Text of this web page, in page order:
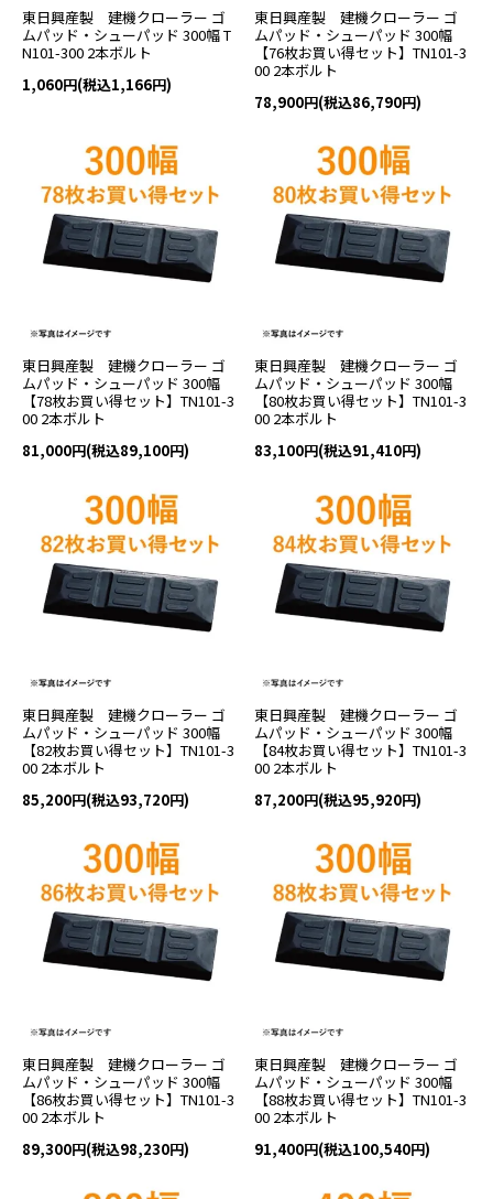
東日興産製 建機クローラー ゴ
ムパッド・シューパッド 300幅 T
N101-300 2本ボルト
1,060円(税込1,166円)
東日興産製 建機クローラー ゴ
ムパッド・シューパッド 300幅
【76枚お買い得セット】TN101-3
00 2本ボルト
78,900円(税込86,790円)
東日興産製 建機クローラー ゴ
ムパッド・シューパッド 300幅
【78枚お買い得セット】TN101-3
00 2本ボルト
81,000円(税込89,100円)
東日興産製 建機クローラー ゴ
ムパッド・シューパッド 300幅
【80枚お買い得セット】TN101-3
00 2本ボルト
83,100円(税込91,410円)
東日興産製 建機クローラー ゴ
ムパッド・シューパッド 300幅
【82枚お買い得セット】TN101-3
00 2本ボルト
85,200円(税込93,720円)
東日興産製 建機クローラー ゴ
ムパッド・シューパッド 300幅
【84枚お買い得セット】TN101-3
00 2本ボルト
87,200円(税込95,920円)
東日興産製 建機クローラー ゴ
ムパッド・シューパッド 300幅
【86枚お買い得セット】TN101-3
00 2本ボルト
89,300円(税込98,230円)
東日興産製 建機クローラー ゴ
ムパッド・シューパッド 300幅
【88枚お買い得セット】TN101-3
00 2本ボルト
91,400円(税込100,540円)